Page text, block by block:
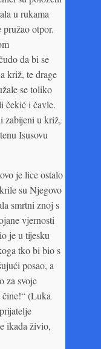
u rukama
otpor.
da bi se
križ, te drage
se toliko
čekić i čavle.
zabijeni u križ,
Isusovu
je lice ostalo
su Njegovo
smrtni znoj s
vjernosti
je u tijesku
tko bi bio s
posao, a
za svoje
čine!“ (Luka
ikada živio,